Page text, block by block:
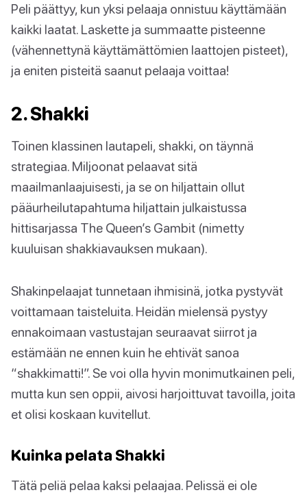
Peli päättyy, kun yksi pelaaja onnistuu käyttämään
kaikki laatat. Laskette ja summaatte pisteenne
(vähennettynä käyttämättömien laattojen pisteet),
ja eniten pisteitä saanut pelaaja voittaa!
2. Shakki
Toinen klassinen lautapeli, shakki, on täynnä
strategiaa. Miljoonat pelaavat sitä
maailmanlaajuisesti, ja se on hiljattain ollut
pääurheilutapahtuma hiljattain julkaistussa
hittisarjassa The Queen’s Gambit (nimetty
kuuluisan shakkiavauksen mukaan).
Shakinpelaajat tunnetaan ihmisinä, jotka pystyvät
voittamaan taisteluita. Heidän mielensä pystyy
ennakoimaan vastustajan seuraavat siirrot ja
estämään ne ennen kuin he ehtivät sanoa
“shakkimatti!”. Se voi olla hyvin monimutkainen peli,
mutta kun sen oppii, aivosi harjoittuvat tavoilla, joita
et olisi koskaan kuvitellut.
Kuinka pelata Shakki
Tätä peliä pelaa kaksi pelaajaa. Pelissä ei ole